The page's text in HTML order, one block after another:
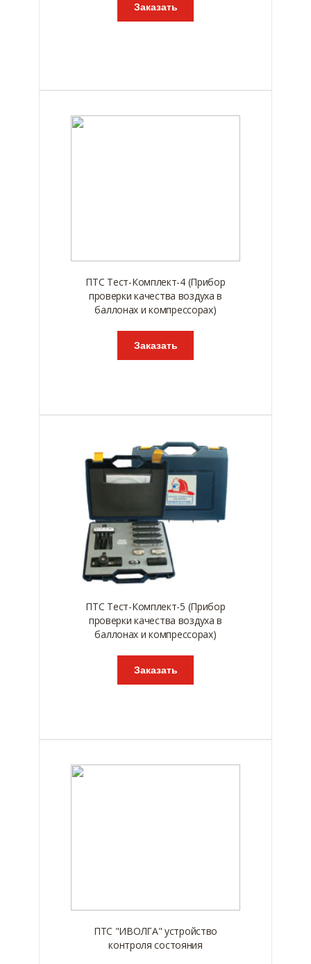
Заказать
ПТС Тест-Комплект-4 (Прибор
проверки качества воздуха в
баллонах и компрессорах)
Заказать
ПТС Тест-Комплект-5 (Прибор
проверки качества воздуха в
баллонах и компрессорах)
Заказать
ПТС "ИВОЛГА" устройство
контроля состояния